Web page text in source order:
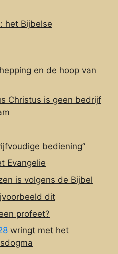
het Bijbelse
en de hoop van
Christus is geen bedrijf
bediening”
Evangelie
is volgens de Bijbel
dit
profeet?
wringt met het